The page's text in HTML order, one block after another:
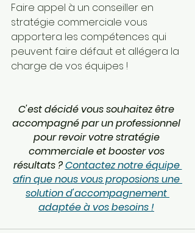
Faire appel à un conseiller en
stratégie commerciale vous
apportera les compétences qui
peuvent faire défaut et allégera la
charge de vos équipes !
C'est décidé vous souhaitez être
accompagné par un professionnel
pour revoir votre stratégie
commerciale et booster vos
résultats ? Contactez notre équipe
afin que nous vous proposions une
solution d'accompagnement
adaptée à vos besoins !